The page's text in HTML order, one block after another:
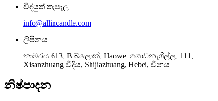
විද්යුත් තැපෑල
info@allincandle.com
ලිපිනය
කාමරය 613, B බ්ලොක්, Haowei ගොඩනැගිල්ල, 111,
Xisanzhuang වීදිය, Shijiazhuang, Hebei, චීනය
නිෂ්පාදන